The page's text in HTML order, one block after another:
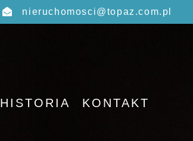
nieruchomosci@topaz.com.pl
HISTORIA KONTAKT